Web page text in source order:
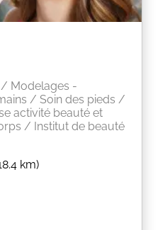
Modelages -
/ Soin des pieds /
activité beauté et
/ Institut de beauté
km)